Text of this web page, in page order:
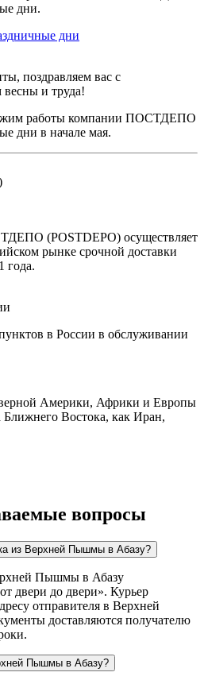
дни.
дни
поздравляем вас с
и труда!
работы компании ПОСТДЕПО
дни в начале мая.
(POSTDEPO) осуществляет
рынке срочной доставки
года.
в России в обслуживании
Америки, Африки и Европы
Ближнего Востока, как Иран,
вопросы
из Верхней Пышмы в Абазу?
Пышмы в Абазу
двери до двери». Курьер
отправителя в Верхней
доставляются получателю
Пышмы в Абазу?